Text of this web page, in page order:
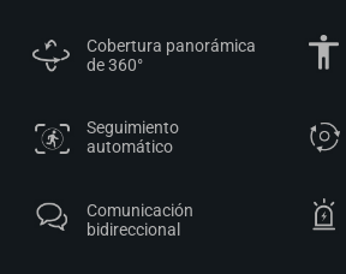
Cobertura panorámica
de 360°
Seguimiento
automático
Comunicación
bidireccional